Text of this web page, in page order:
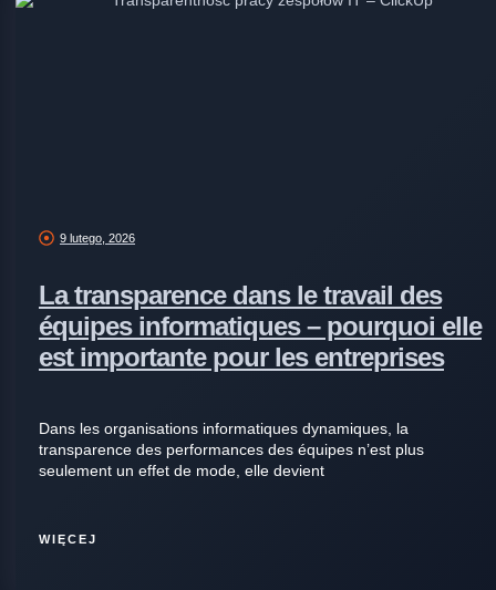
9 lutego, 2026
La transparence dans le travail des
équipes informatiques – pourquoi elle
est importante pour les entreprises
Dans les organisations informatiques dynamiques, la
transparence des performances des équipes n’est plus
seulement un effet de mode, elle devient
WIĘCEJ